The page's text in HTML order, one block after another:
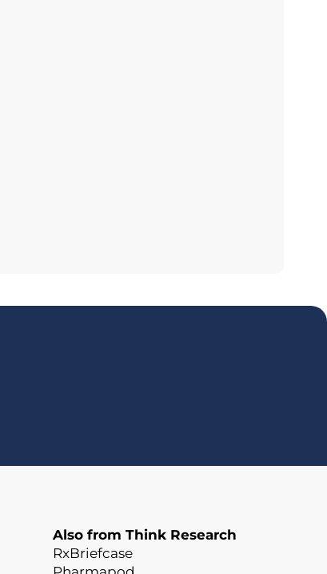
Also from Think Research
RxBriefcase